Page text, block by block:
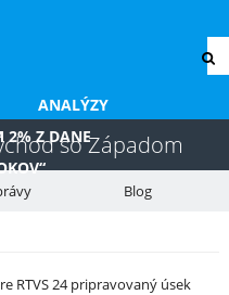
ANALÝZY
2% Z DANEso Západom
Blog
RTVS 24 pripravovaný úsek